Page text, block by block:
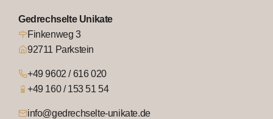
Gedrechselte Unikate
Finkenweg 3
92711 Parkstein
+49 9602 / 616 020
+49 160 / 153 51 54
info@gedrechselte-unikate.de